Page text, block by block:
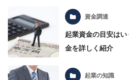
資金調達
起業資金の目安は
金を詳しく紹介
起業の知識